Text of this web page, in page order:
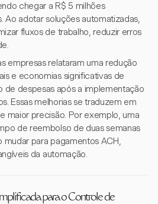
chegar a R$ 5 milhões
Ao adotar soluções automatizadas,
fluxos de trabalho, reduzir erros
empresas relataram uma redução
e economias significativas de
despesas após a implementação
Essas melhorias se traduzem em
maior precisão. Por exemplo, uma
de reembolso de duas semanas
mudar para pagamentos ACH,
da automação.
para o Controle de